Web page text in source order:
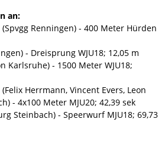
an:
Renningen) - 400 Meter Hürden
- Dreisprung WJU18; 12,05 m
Karlsruhe) - 1500 Meter WJU18;
Herrmann, Vincent Evers, Leon
- 4x100 Meter MJU20; 42,39 sek
Steinbach) - Speerwurf MJU18; 69,73